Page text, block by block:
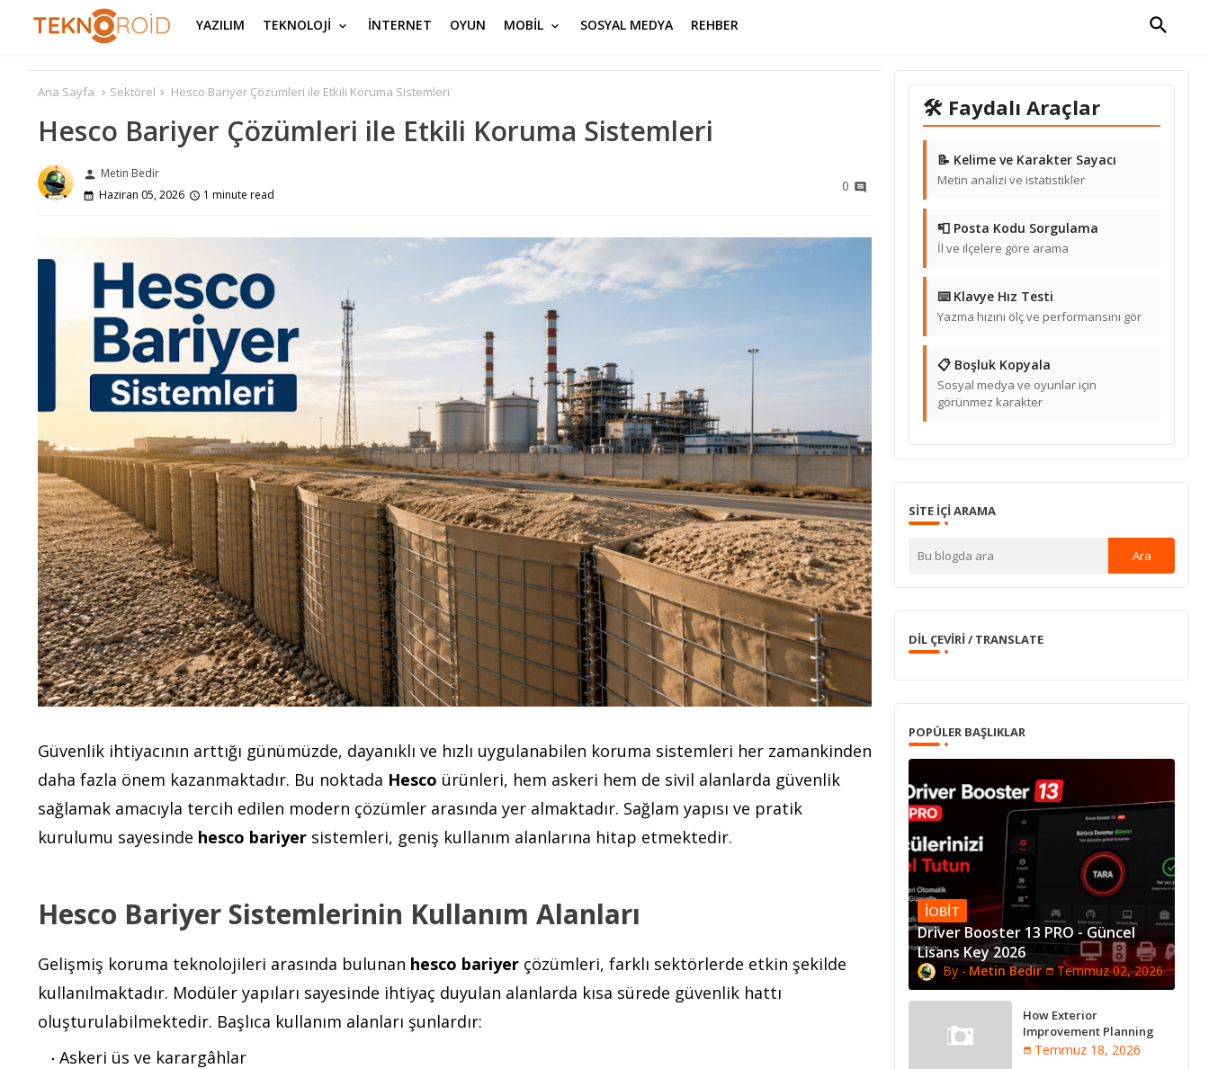
YAZILIM TEKNOLOJİ İNTERNET OYUN MOBİL SOSYAL MEDYA REHBER
Ana Sayfa Sektörel Hesco Bariyer Çözümleri ile Etkili Koruma Sistemleri
Hesco Bariyer Çözümleri ile Etkili Koruma Sistemleri
person Metin Bedir
Haziran 05, 2026
1 minute read
0
Güvenlik ihtiyacının arttığı günümüzde, dayanıklı ve hızlı uygulanabilen koruma sistemleri her zamankinden
daha fazla önem kazanmaktadır. Bu noktada Hesco ürünleri, hem askeri hem de sivil alanlarda güvenlik
sağlamak amacıyla tercih edilen modern çözümler arasında yer almaktadır. Sağlam yapısı ve pratik
kurulumu sayesinde hesco bariyer sistemleri, geniş kullanım alanlarına hitap etmektedir.
Hesco Bariyer Sistemlerinin Kullanım Alanları
Gelişmiş koruma teknolojileri arasında bulunan hesco bariyer çözümleri, farklı sektörlerde etkin şekilde
kullanılmaktadır. Modüler yapıları sayesinde ihtiyaç duyulan alanlarda kısa sürede güvenlik hattı
oluşturulabilmektedir. Başlıca kullanım alanları şunlardır:
Askeri üs ve karargâhlar
🛠 Faydalı Araçlar
📝 Kelime ve Karakter Sayacı
Metin analizi ve istatistikler
📮 Posta Kodu Sorgulama
İl ve ilçelere göre arama
⌨️ Klavye Hız Testi
Yazma hızını ölç ve performansını gör
📋 Boşluk Kopyala
Sosyal medya ve oyunlar için
görünmez karakter
SITE IÇI ARAMA
DIL ÇEVIRI / TRANSLATE
POPÜLER BAŞLIKLAR
IOBIT
Driver Booster 13 PRO - Güncel
Lisans Key 2026
Metin Bedir Temmuz 02, 2026
How Exterior
Improvement Planning
Creates Better Long-Term
Temmuz 18, 2026